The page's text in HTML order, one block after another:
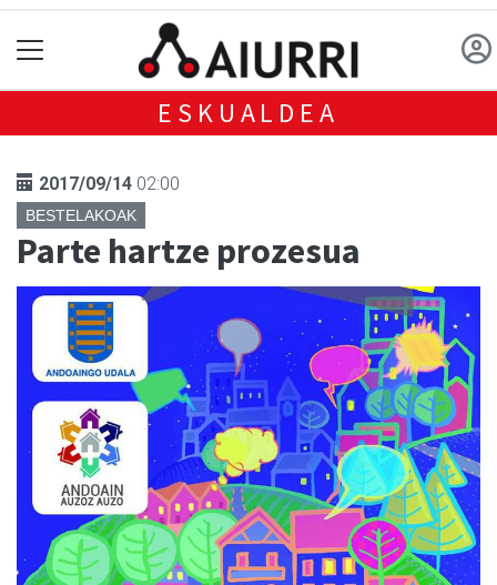
ESKUALDEA
2017/09/14 02:00
BESTELAKOAK
Parte hartze prozesua